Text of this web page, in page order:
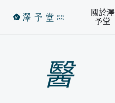
關於澤
予堂
醫